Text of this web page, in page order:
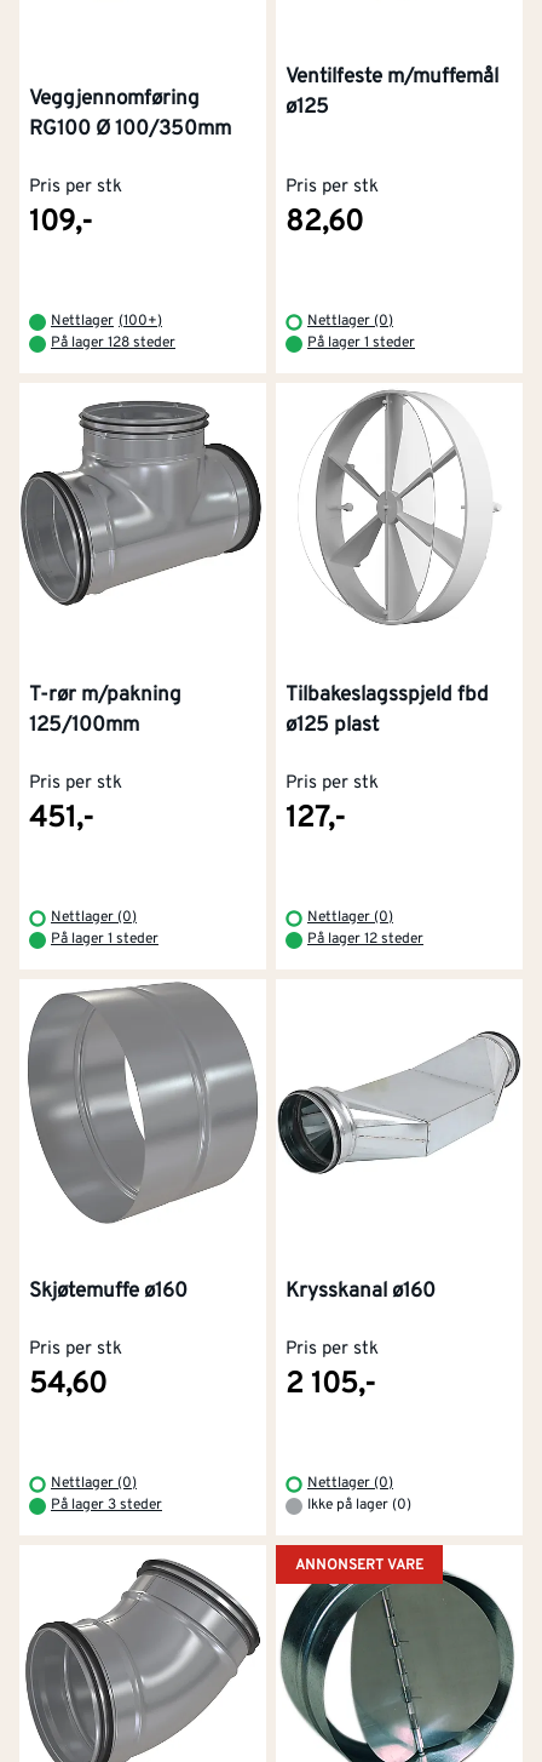
Veggjennomføring
RG100 Ø 100/350mm
Pris per stk
109,-
Nettlager (100+)
På lager 128 steder
Ventilfeste m/muffemål
ø125
Pris per stk
82,60
Nettlager (0)
På lager 1 steder
T-rør m/pakning
125/100mm
Pris per stk
451,-
Nettlager (0)
På lager 1 steder
Tilbakeslagsspjeld fbd
ø125 plast
Pris per stk
127,-
Nettlager (0)
På lager 12 steder
Skjøtemuffe ø160
Pris per stk
54,60
Nettlager (0)
På lager 3 steder
Krysskanal ø160
Pris per stk
2 105,-
Nettlager (0)
Ikke på lager (0)
ANNONSERT VARE